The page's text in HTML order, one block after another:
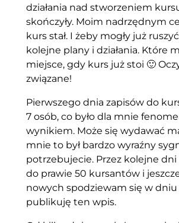
działania nad stworzeniem
skończyły. Moim nadrzędnym
kurs stał. I żeby mogły już
kolejne plany i działania. Które
miejsce, gdy kurs już stoi 🙂
związane!
Pierwszego dnia zapisów do
7 osób, co było dla mnie
wynikiem. Może się wydawać
mnie to był bardzo wyraźny
potrzebujecie. Przez kolejne
do prawie 50 kursantów i
nowych spodziewam się w
publikuję ten wpis.